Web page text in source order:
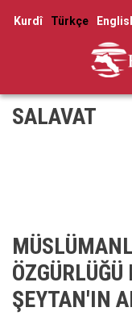
Kurdî Türkçe
SALAVAT
ŞEYTAN'IN